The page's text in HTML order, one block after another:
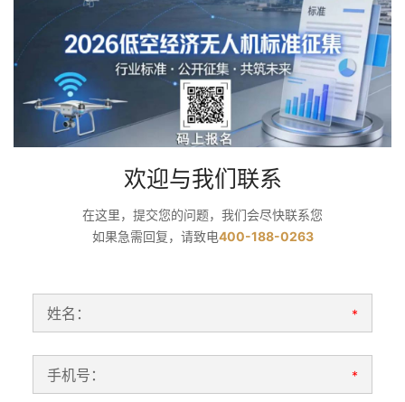
欢迎与我们联系
在这里，提交您的问题，我们会尽快联系您
如果急需回复，请致电400-188-0263
姓名： *
手机号： *